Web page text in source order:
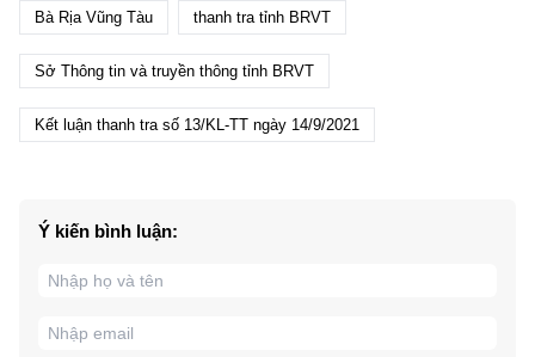
Bà Rịa Vũng Tàu thanh tra tỉnh BRVT
Sở Thông tin và truyền thông tỉnh BRVT
Kết luận thanh tra số 13/KL-TT ngày 14/9/2021
Ý kiến bình luận: